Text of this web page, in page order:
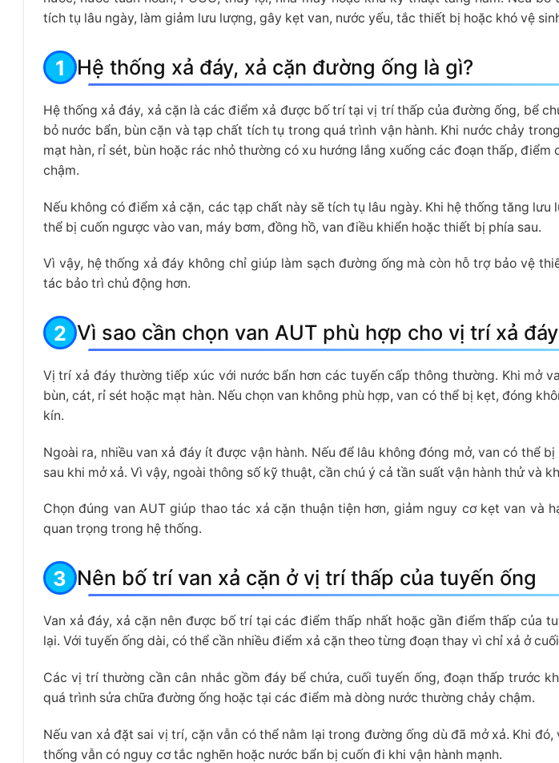
tích tụ lâu ngày, làm giảm lưu lượng, gây kẹt van, nước yếu, tắc thiết bị hoặc khó vệ
Hệ thống xả đáy, xả cặn đường ống là gì?
Hệ thống xả đáy, xả cặn là các điểm xả được bố trí tại vị trí thấp của đường ống, bể
bỏ nước bẩn, bùn cặn và tạp chất tích tụ trong quá trình vận hành. Khi nước chảy
mạt hàn, rỉ sét, bùn hoặc rác nhỏ thường có xu hướng lắng xuống các đoạn thấp,
chậm.
Nếu không có điểm xả cặn, các tạp chất này sẽ tích tụ lâu ngày. Khi hệ thống tăng lưu
thể bị cuốn ngược vào van, máy bơm, đồng hồ, van điều khiển hoặc thiết bị phía sau.
Vì vậy, hệ thống xả đáy không chỉ giúp làm sạch đường ống mà còn hỗ trợ bảo vệ
tác bảo trì chủ động hơn.
Vì sao cần chọn van AUT phù hợp cho vị trí xả
Vị trí xả đáy thường tiếp xúc với nước bẩn hơn các tuyến cấp thông thường. Khi mở
bùn, cát, rỉ sét hoặc mạt hàn. Nếu chọn van không phù hợp, van có thể bị kẹt, đóng
kín.
Ngoài ra, nhiều van xả đáy ít được vận hành. Nếu để lâu không đóng mở, van có thể
sau khi mở xả. Vì vậy, ngoài thông số kỹ thuật, cần chú ý cả tần suất vận hành thử và
Chọn đúng van AUT giúp thao tác xả cặn thuận tiện hơn, giảm nguy cơ kẹt van và
quan trọng trong hệ thống.
Nên bố trí van xả cặn ở vị trí thấp của tuyến ống
Van xả đáy, xả cặn nên được bố trí tại các điểm thấp nhất hoặc gần điểm thấp của
lại. Với tuyến ống dài, có thể cần nhiều điểm xả cặn theo từng đoạn thay vì chỉ xả ở
Các vị trí thường cần cân nhắc gồm đáy bể chứa, cuối tuyến ống, đoạn thấp trước
quá trình sửa chữa đường ống hoặc tại các điểm mà dòng nước thường chảy chậm.
Nếu van xả đặt sai vị trí, cặn vẫn có thể nằm lại trong đường ống dù đã mở xả. Khi
thống vẫn có nguy cơ tắc nghẽn hoặc nước bẩn bị cuốn đi khi vận hành mạnh.